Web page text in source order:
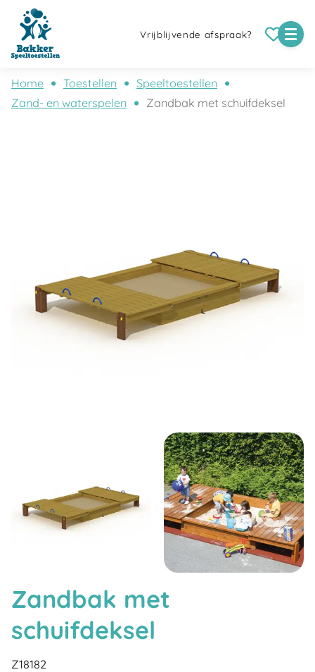
Vrijblijvende afspraak?
Home Toestellen
Speeltoestellen
Zand- en waterspelen
Zandbak met schuifdeksel
Zandbak met
schuifdeksel
Z18182